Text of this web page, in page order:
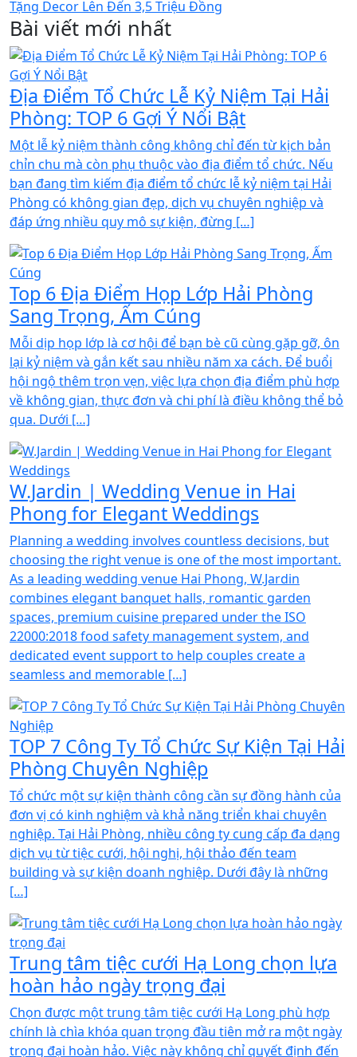
Bài viết mới nhất
Địa Điểm Tổ Chức Lễ Kỷ Niệm Tại Hải
Phòng: TOP 6 Gợi Ý Nổi Bật
Một lễ kỷ niệm thành công không chỉ đến từ kịch bản
chỉn chu mà còn phụ thuộc vào địa điểm tổ chức. Nếu
bạn đang tìm kiếm địa điểm tổ chức lễ kỷ niệm tại Hải
Phòng có không gian đẹp, dịch vụ chuyên nghiệp và
đáp ứng nhiều quy mô sự kiện, đừng […]
Top 6 Địa Điểm Họp Lớp Hải Phòng
Sang Trọng, Ấm Cúng
Mỗi dịp họp lớp là cơ hội để bạn bè cũ cùng gặp gỡ, ôn
lại kỷ niệm và gắn kết sau nhiều năm xa cách. Để buổi
hội ngộ thêm trọn vẹn, việc lựa chọn địa điểm phù hợp
về không gian, thực đơn và chi phí là điều không thể bỏ
qua. Dưới […]
W.Jardin | Wedding Venue in Hai
Phong for Elegant Weddings
Planning a wedding involves countless decisions, but
choosing the right venue is one of the most important.
As a leading wedding venue Hai Phong, W.Jardin
combines elegant banquet halls, romantic garden
spaces, premium cuisine prepared under the ISO
22000:2018 food safety management system, and
dedicated event support to help couples create a
seamless and memorable […]
TOP 7 Công Ty Tổ Chức Sự Kiện Tại Hải
Phòng Chuyên Nghiệp
Tổ chức một sự kiện thành công cần sự đồng hành của
đơn vị có kinh nghiệm và khả năng triển khai chuyên
nghiệp. Tại Hải Phòng, nhiều công ty cung cấp đa dạng
dịch vụ từ tiệc cưới, hội nghị, hội thảo đến team
building và sự kiện doanh nghiệp. Dưới đây là những
[…]
Trung tâm tiệc cưới Hạ Long chọn lựa
hoàn hảo ngày trọng đại
Chọn được một trung tâm tiệc cưới Hạ Long phù hợp
chính là chìa khóa quan trọng đầu tiên mở ra một ngày
trọng đại hoàn hảo. Việc này không chỉ quyết định đến